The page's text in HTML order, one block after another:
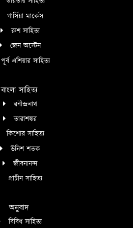
গার্সিয়া মার্কেস
রুশ সাহিত্য
জেন অস্টেন
পূর্ব এশিয়ার সাহিত্য
বাংলা সাহিত্য
রবীন্দ্রনাথ
তারাশঙ্কর
কিশোর সাহিত্য
উনিশ শতক
জীবনানন্দ
প্রাচীন সাহিত্য
অনুবাদ
বিবিধ সাহিত্য